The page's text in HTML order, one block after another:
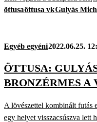
öttusaöttusa vkGulyás
Egyéb egyéni2022.06.25.
ÖTTUSA:
BRONZÉRMES A
A lövészettel kombinált futás
egy helyet visszacsúszva lett